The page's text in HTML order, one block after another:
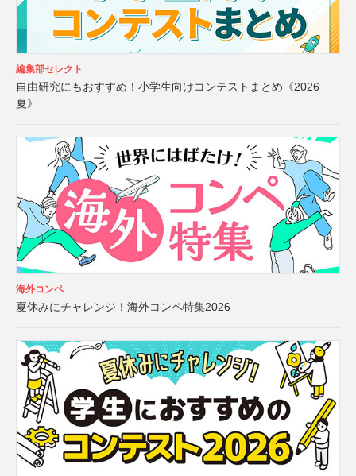
編集部セレクト
自由研究にもおすすめ！小学生向けコンテストまとめ《2026
夏》
海外コンペ
夏休みにチャレンジ！海外コンペ特集2026